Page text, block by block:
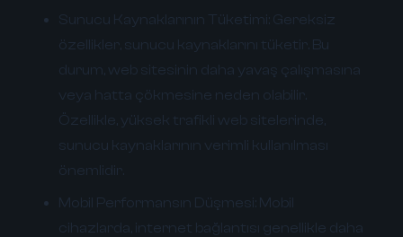
Sunucu Kaynaklarının Tüketimi: Gereksiz
özellikler, sunucu kaynaklarını tüketir. Bu
durum, web sitesinin daha yavaş çalışmasına
veya hatta çökmesine neden olabilir.
Özellikle, yüksek trafikli web sitelerinde,
sunucu kaynaklarının verimli kullanılması
önemlidir.
Mobil Performansın Düşmesi: Mobil
cihazlarda, internet bağlantısı genellikle daha